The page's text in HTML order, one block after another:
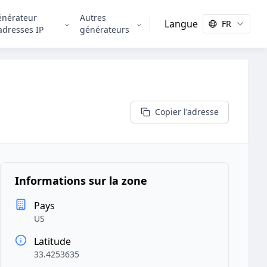
IP
Autres
générateurs
Langue FR
Copier l'adresse
Informations sur la zone
Pays
US
Latitude
33.4253635